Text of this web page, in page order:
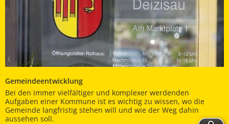
Gemeindeentwicklung
Bei den immer vielfältiger und komplexer werdenden
Aufgaben einer Kommune ist es wichtig zu wissen, wo die
Gemeinde langfristig stehen will und wie der Weg dahin
aussehen soll.